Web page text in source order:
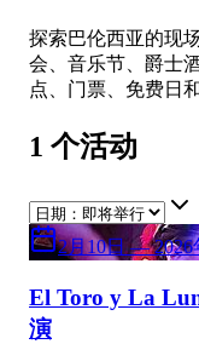
探索巴伦西亚的现
会、音乐节、爵士
点、门票、免费日
1 个活动
2月10日 — 2026
El Toro y La
演